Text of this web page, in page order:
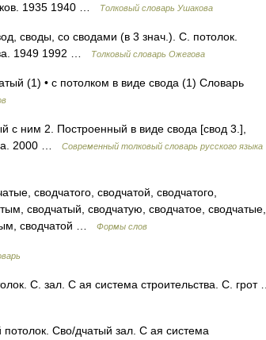
1935 1940 …
Толковый словарь Ушакова
со сводами (в 3 знач.). С. потолок.
1949 1992 …
Толковый словарь Ожегова
(1) • с потолком в виде свода (1) Словарь
с ним 2. Построенный в виде свода [свод 3.],
2000 …
Современный толковый словарь русского языка
сводчатого, сводчатой, сводчатого,
сводчатый, сводчатую, сводчатое, сводчатые,
сводчатой …
Формы слов
С. зал. С ая система строительства. С. грот …
Сво/дчатый зал. С ая система